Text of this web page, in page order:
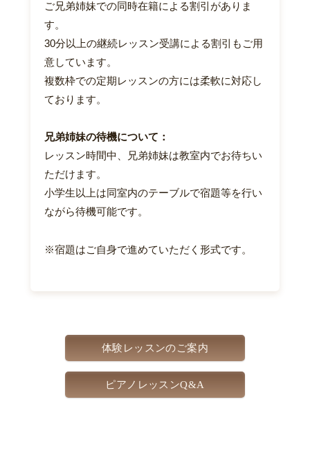
ご兄弟姉妹での同時在籍による割引がありま
す。
30分以上の継続レッスン受講による割引もご用
意しています。
複数枠での定期レッスンの方には柔軟に対応し
ております。
兄弟姉妹の待機について：
レッスン時間中、兄弟姉妹は教室内でお待ちい
ただけます。
小学生以上は同室内のテーブルで宿題等を行い
ながら待機可能です。
※宿題はご自身で進めていただく形式です。
体験レッスンのご案内
ピアノレッスンQ&A